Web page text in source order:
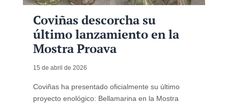
Coviñas descorcha su
último lanzamiento en la
Mostra Proava
15 de abril de 2026
Coviñas ha presentado oficialmente su último
proyecto enológico: Bellamarina en la Mostra